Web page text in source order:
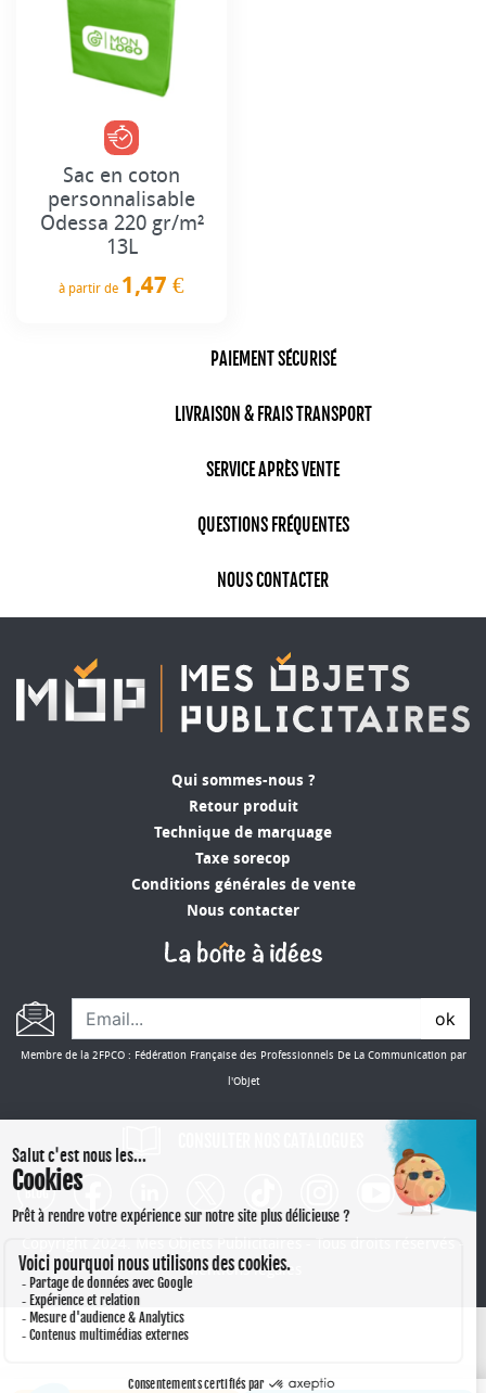
Sac en coton
personnalisable
Odessa 220 gr/m²
13L
à partir de 1,47 €
PAIEMENT SÉCURISÉ
LIVRAISON & FRAIS TRANSPORT
SERVICE APRÈS VENTE
QUESTIONS FRÉQUENTES
NOUS CONTACTER
Qui sommes-nous ?
Retour produit
Technique de marquage
Taxe sorecop
Conditions générales de vente
Nous contacter
ok
Membre de la 2FPCO : Fédération Française des Professionnels De La Communication par
l'Objet
Mentions légales